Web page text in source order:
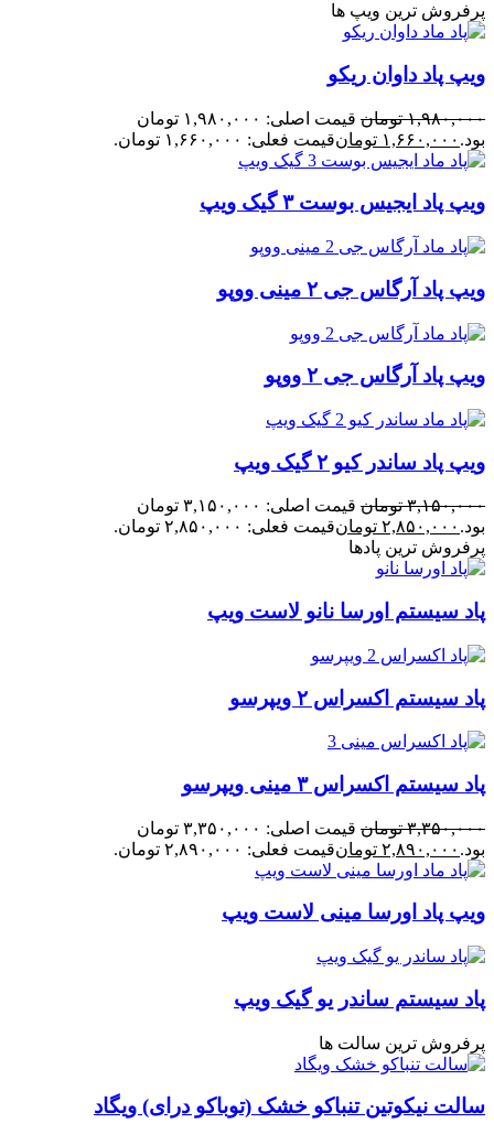
پرفروش ترین ویپ ها
ویپ پاد داوان ریکو
۱,۹۸۰,۰۰۰ تومان
قیمت اصلی: ۱,۹۸۰,۰۰۰ تومان
بود. ۱,۶۶۰,۰۰۰ تومانقیمت فعلی: ۱,۶۶۰,۰۰۰ تومان.
ویپ پاد ایجیس بوست ۳ گیک ویپ
ویپ پاد آرگاس جی ۲ مینی ووپو
ویپ پاد آرگاس جی ۲ ووپو
ویپ پاد ساندر کیو ۲ گیک ویپ
۳,۱۵۰,۰۰۰ تومان
قیمت اصلی: ۳,۱۵۰,۰۰۰ تومان
بود. ۲,۸۵۰,۰۰۰ تومانقیمت فعلی: ۲,۸۵۰,۰۰۰ تومان.
پرفروش ترین پادها
پاد سیستم اورسا نانو لاست ویپ
پاد سیستم اکسراس ۲ ویپرسو
پاد سیستم اکسراس ۳ مینی ویپرسو
۳,۳۵۰,۰۰۰ تومان
قیمت اصلی: ۳,۳۵۰,۰۰۰ تومان
بود. ۲,۸۹۰,۰۰۰ تومانقیمت فعلی: ۲,۸۹۰,۰۰۰ تومان.
ویپ پاد اورسا مینی لاست ویپ
پاد سیستم ساندر یو گیک ویپ
پرفروش ترین سالت ها
سالت نیکوتین تنباکو خشک (توباکو درای) ویگاد